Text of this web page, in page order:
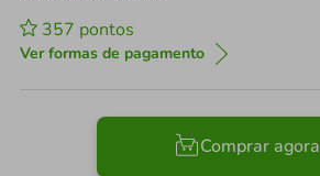
357 pontos
Ver formas de pagamento
Comprar agora